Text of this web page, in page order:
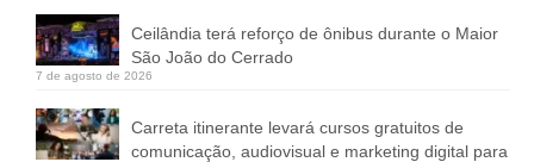
Ceilândia terá reforço de ônibus durante o Maior
São João do Cerrado
7 de agosto de 2026
Carreta itinerante levará cursos gratuitos de
comunicação, audiovisual e marketing digital para